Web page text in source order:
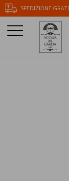
SPEDIZIONE